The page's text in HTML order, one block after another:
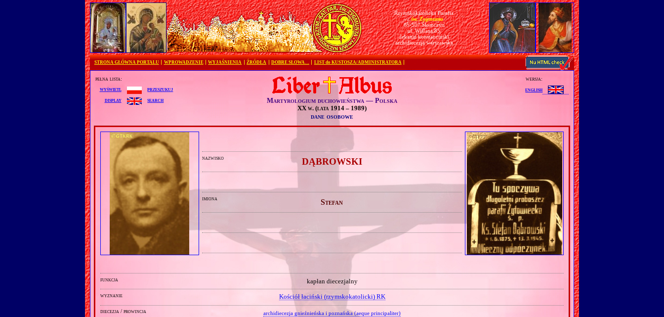
Rzymskokatolicka Parafia
pw.św. Zygmunta
05-507 Słomczyn
ul. Wiślana 85
dekanat konstanciński
archidiecezja warszawska
STRONA GŁÓWNA PORTALU WPROWADZENIE WYJAŚNIENIA ŹRÓDŁA DOBRE SŁOWA… LIST do KUSTOSZA/ADMINISTRATORA
pełna lista:
wyświetl
przeszukuj
display
search Martyrologium duchowieństwa — Polska
XX w. (lata 1914 – 1989)
dane osobowe
wersja:
english
nazwisko DĄBROWSKI
imiona Stefan
funkcja kapłan diecezjalny
wyznanie Kościół łaciński (rzymskokatolicki) RK
diecezja / prowincja archidiecezja gnieźnieńska i poznańska (aeque principaliter)